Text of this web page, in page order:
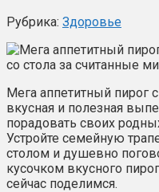
Рубрика: Здоровье
Мега аппетитный пирог
вкусная и полезная
порадовать своих
Устройте семейную
столом и душевно
кусочком вкусного
сейчас поделимся.